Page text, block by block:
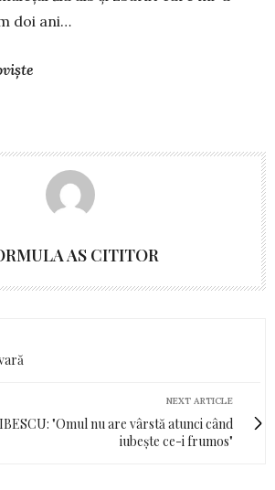
doi ani…
AS CITITOR
NEXT ARTICLE
"Omul nu are vârstă atunci când
iubește ce-i frumos"